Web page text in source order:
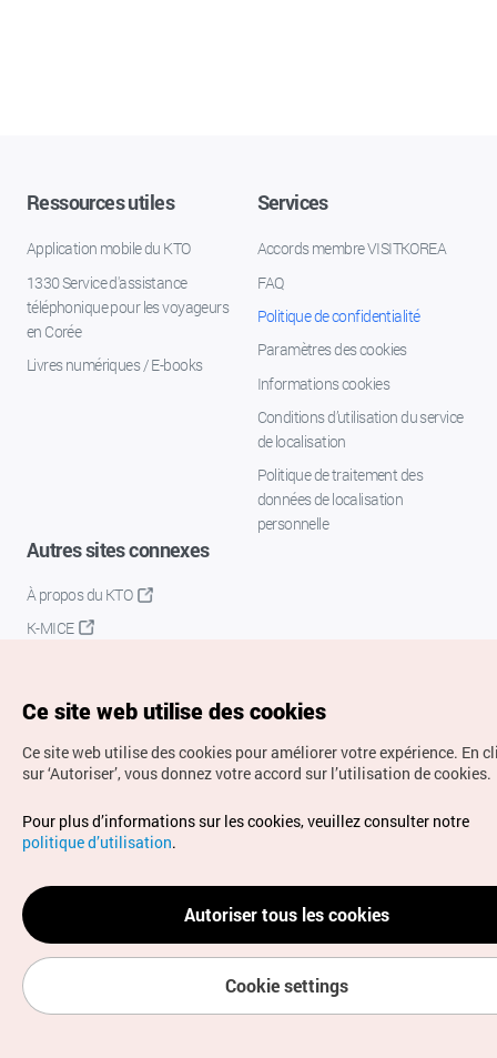
Ressources utiles
Application mobile du KTO
1330 Service d'assistance
téléphonique pour les voyageurs
en Corée
Livres numériques / E-books
Services
Accords membre VISITKOREA
FAQ
Politique de confidentialité
Paramètres des cookies
Informations cookies
Conditions d’utilisation du service
de localisation
Politique de traitement des
données de localisation
personnelle
Autres sites connexes
À propos du KTO
K-MICE
Droits d’auteur (c) Office National du Tourisme en Corée.
Tous droits réservés.
Pour les rapports d'erreurs et demandes de renseignements,
adressez vos demandes à
info.ontc@gmail.com
Ce site web utilise des cookies
Ce site web utilise des cookies pour améliorer votre expérience. En
sur ‘Autoriser’, vous donnez votre accord sur l’utilisation de cookies.
Pour plus d’informations sur les cookies, veuillez consulter notre
politique d’utilisation.
Autoriser tous les cookies
Cookie settings